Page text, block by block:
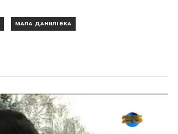
МАЛА ДАНИЛІВКА